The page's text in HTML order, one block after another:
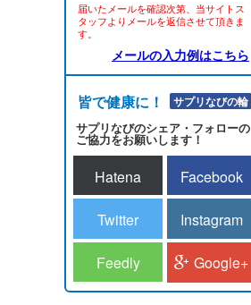
届いたメールを確認次第、当サイトス
タッフよりメールを返信させて頂きま
す。
メールの入力例はこちら
皆で健康に！！サプリなびの輪
サプリなびのシェア・フォローの
ご協力をお願いします！
Hatena Facebook
Twitter Instagram
Feedly Google+